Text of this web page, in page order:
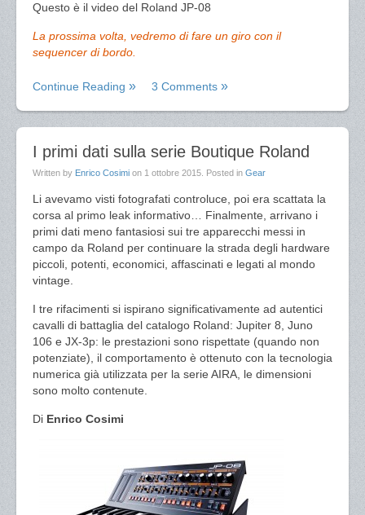
Questo è il video del Roland JP-08
La prossima volta, vedremo di fare un giro con il
sequencer di bordo.
Continue Reading 3 Comments
I primi dati sulla serie Boutique Roland
Written by Enrico Cosimi on 1 ottobre 2015 . Posted in Gear
Li avevamo visti fotografati controluce, poi era scattata la
corsa al primo leak informativo… Finalmente, arrivano i
primi dati meno fantasiosi sui tre apparecchi messi in
campo da Roland per continuare la strada degli hardware
piccoli, potenti, economici, affascinati e legati al mondo
vintage.
I tre rifacimenti si ispirano significativamente ad autentici
cavalli di battaglia del catalogo Roland: Jupiter 8, Juno
106 e JX-3p: le prestazioni sono rispettate (quando non
potenziate), il comportamento è ottenuto con la tecnologia
numerica già utilizzata per la serie AIRA, le dimensioni
sono molto contenute.
Di Enrico Cosimi